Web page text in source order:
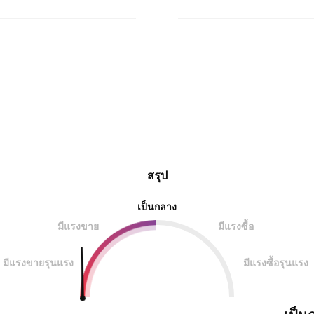
สรุป
เป็นกลาง
มีแรงขาย
มีแรงซื้อ
มีแรงขายรุนแรง มีแรงซื้อรุนแรง